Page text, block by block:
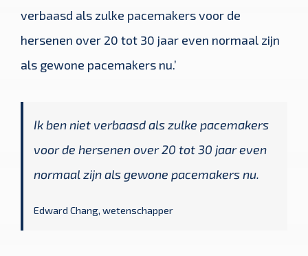
verbaasd als zulke pacemakers voor de
hersenen over 20 tot 30 jaar even normaal zijn
als gewone pacemakers nu.’
Ik ben niet verbaasd als zulke pacemakers
voor de hersenen over 20 tot 30 jaar even
normaal zijn als gewone pacemakers nu.
Edward Chang, wetenschapper